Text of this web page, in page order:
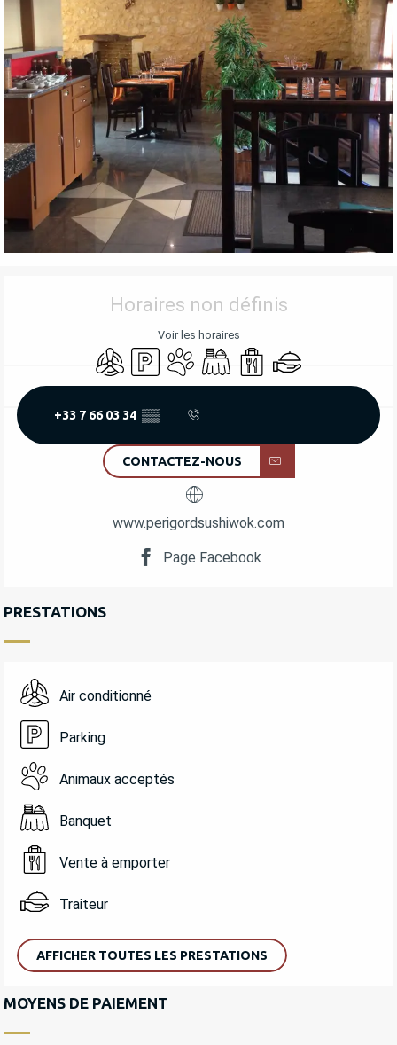
OUVERTURE ET COORDONNÉES
Horaires non définis
Voir les horaires
Air conditionné
ParkingAnimaux acceptés
BanquetVente à emporter
Traiteur
+33 7 66 03 34 ▒▒
CONTACTEZ-NOUS
www.perigordsushiwok.com
Page Facebook
PRESTATIONS
Air conditionné
Parking
Animaux acceptés
Banquet
Vente à emporter
Traiteur
AFFICHER TOUTES LES PRESTATIONS
MOYENS DE PAIEMENT